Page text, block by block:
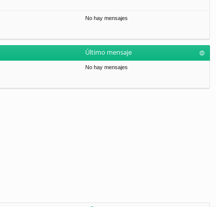
No hay mensajes
Último mensaje
No hay mensajes